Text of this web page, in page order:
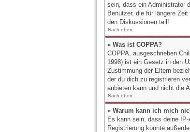
sein, dass ein Administrator
Benutzer, die für längere
den Diskussionen teil!
Nach oben
» Was ist COPPA?
COPPA, ausgeschrieben
1998) ist ein Gesetz in den
Zustimmung der Eltern
der du dich zu registrieren
anbieten kann und nicht die
Nach oben
» Warum kann ich mich
Es kann sein, dass deine
Registrierung könnte